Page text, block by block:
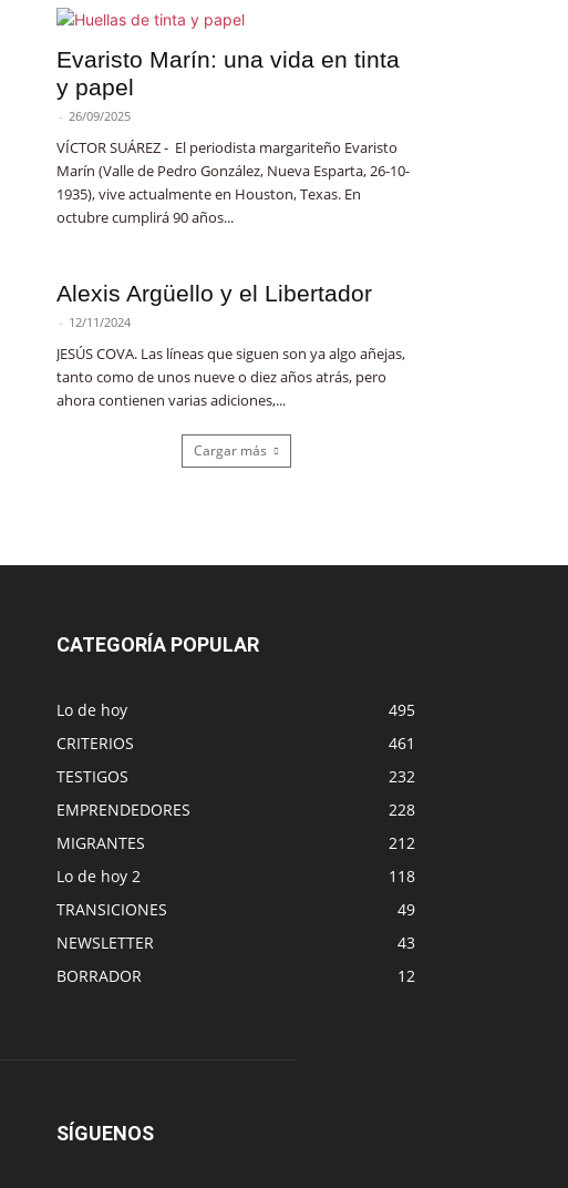
Evaristo Marín: una vida en tinta
y papel
- 26/09/2025
VÍCTOR SUÁREZ - El periodista margariteño Evaristo
Marín (Valle de Pedro González, Nueva Esparta, 26-10-
1935), vive actualmente en Houston, Texas. En
octubre cumplirá 90 años...
Alexis Argüello y el Libertador
- 12/11/2024
JESÚS COVA. Las líneas que siguen son ya algo añejas,
tanto como de unos nueve o diez años atrás, pero
ahora contienen varias adiciones,...
Cargar más
CATEGORÍA POPULAR
Lo de hoy
495
CRITERIOS
461
TESTIGOS
232
EMPRENDEDORES
228
MIGRANTES
212
Lo de hoy 2
118
TRANSICIONES
49
NEWSLETTER
43
BORRADOR
12
SÍGUENOS